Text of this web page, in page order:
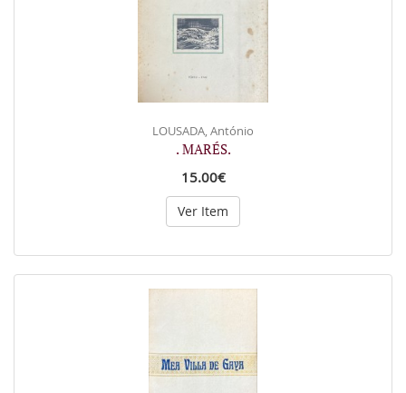
LOUSADA, António
. MARÉS.
15.00€
Ver Item